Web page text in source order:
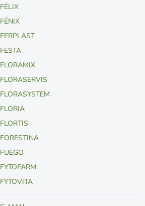
FÉLIX
FÉNIX
FERPLAST
FESTA
FLORAMIX
FLORASERVIS
FLORASYSTEM
FLORIA
FLORTIS
FORESTINA
FUEGO
FYTOFARM
FYTOVITA